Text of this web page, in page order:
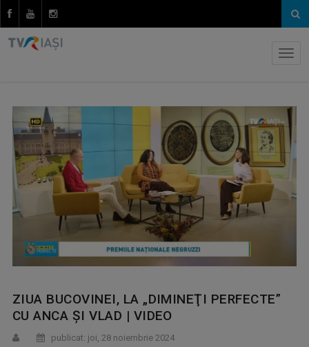
ZIUA BUCOVINEI, LA „DIMINEŢI PERFECTE”
CU ANCA ŞI VLAD | VIDEO
publicat: joi, 28 noiembrie 2024